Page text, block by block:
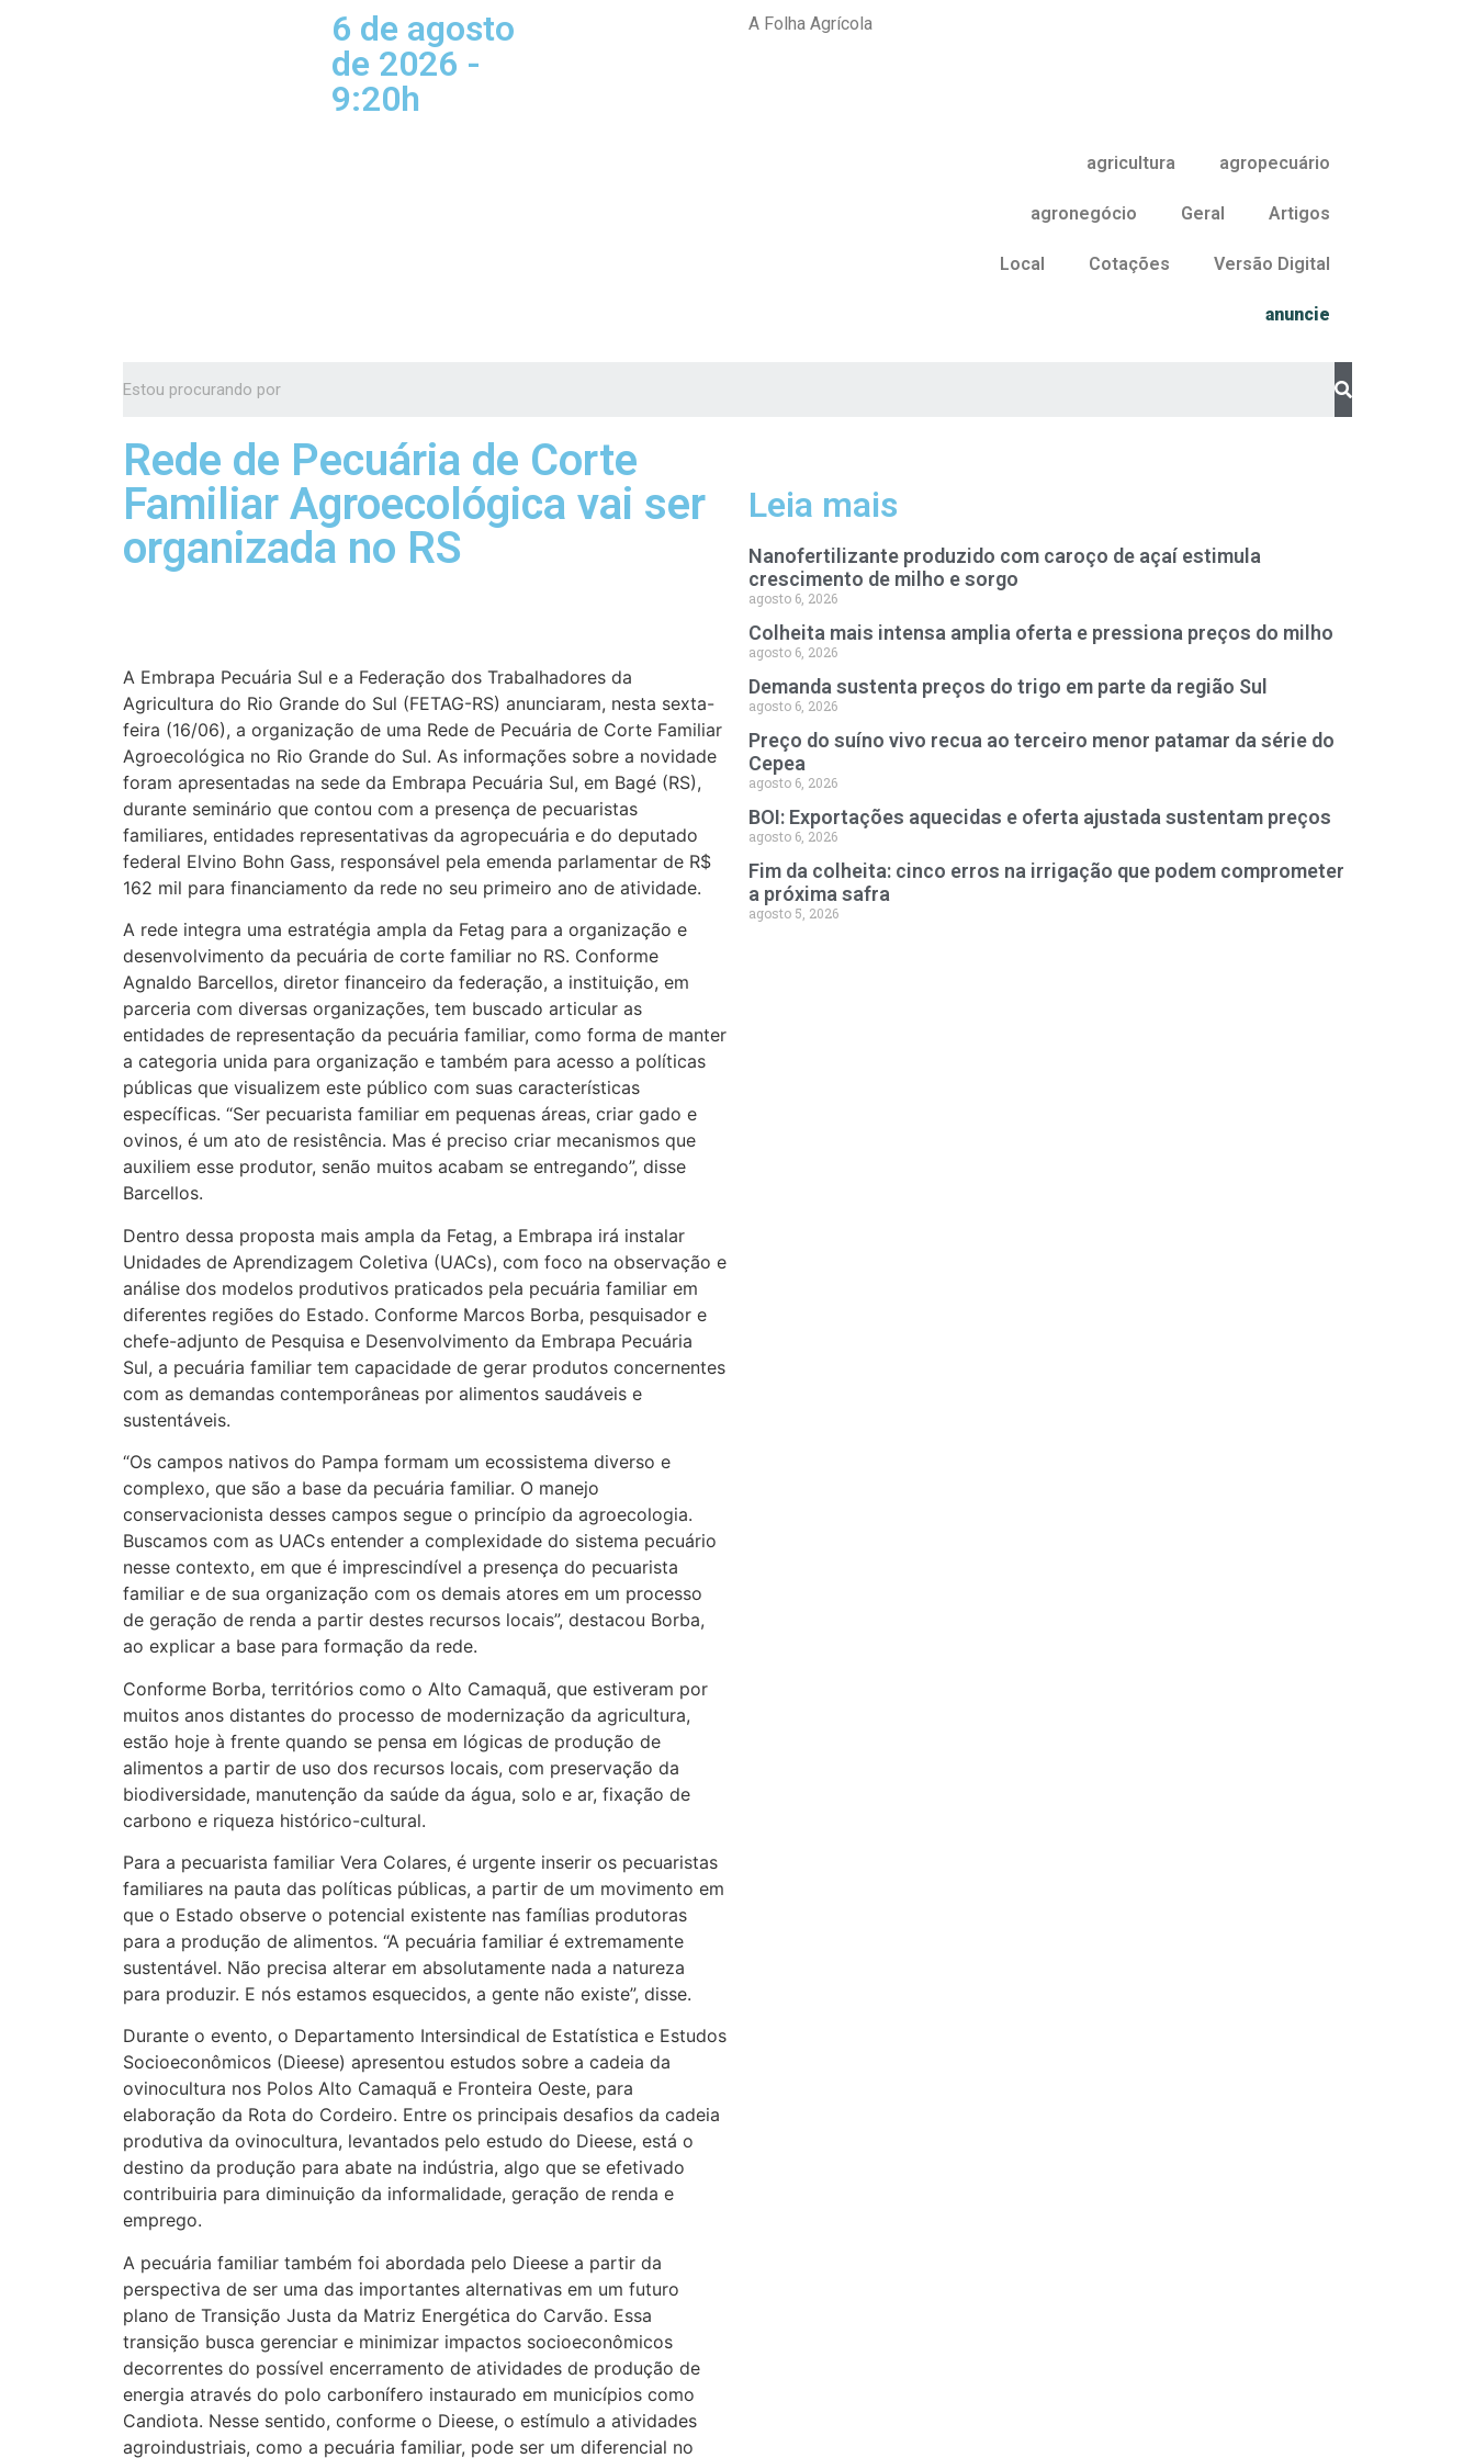
6 de agosto
de 2026 -
9:20h
A Folha Agrícola
agricultura agropecuário
agronegócio Geral Artigos
Local Cotações Versão Digital
anuncie
Rede de Pecuária de Corte
Familiar Agroecológica vai ser
organizada no RS
A Embrapa Pecuária Sul e a Federação dos Trabalhadores da
Agricultura do Rio Grande do Sul (FETAG-RS) anunciaram, nesta sexta-
feira (16/06), a organização de uma Rede de Pecuária de Corte Familiar
Agroecológica no Rio Grande do Sul. As informações sobre a novidade
foram apresentadas na sede da Embrapa Pecuária Sul, em Bagé (RS),
durante seminário que contou com a presença de pecuaristas
familiares, entidades representativas da agropecuária e do deputado
federal Elvino Bohn Gass, responsável pela emenda parlamentar de R$
162 mil para financiamento da rede no seu primeiro ano de atividade.
A rede integra uma estratégia ampla da Fetag para a organização e
desenvolvimento da pecuária de corte familiar no RS. Conforme
Agnaldo Barcellos, diretor financeiro da federação, a instituição, em
parceria com diversas organizações, tem buscado articular as
entidades de representação da pecuária familiar, como forma de manter
a categoria unida para organização e também para acesso a políticas
públicas que visualizem este público com suas características
específicas. “Ser pecuarista familiar em pequenas áreas, criar gado e
ovinos, é um ato de resistência. Mas é preciso criar mecanismos que
auxiliem esse produtor, senão muitos acabam se entregando”, disse
Barcellos.
Dentro dessa proposta mais ampla da Fetag, a Embrapa irá instalar
Unidades de Aprendizagem Coletiva (UACs), com foco na observação e
análise dos modelos produtivos praticados pela pecuária familiar em
diferentes regiões do Estado. Conforme Marcos Borba, pesquisador e
chefe-adjunto de Pesquisa e Desenvolvimento da Embrapa Pecuária
Sul, a pecuária familiar tem capacidade de gerar produtos concernentes
com as demandas contemporâneas por alimentos saudáveis e
sustentáveis.
“Os campos nativos do Pampa formam um ecossistema diverso e
complexo, que são a base da pecuária familiar. O manejo
conservacionista desses campos segue o princípio da agroecologia.
Buscamos com as UACs entender a complexidade do sistema pecuário
nesse contexto, em que é imprescindível a presença do pecuarista
familiar e de sua organização com os demais atores em um processo
de geração de renda a partir destes recursos locais”, destacou Borba,
ao explicar a base para formação da rede.
Conforme Borba, territórios como o Alto Camaquã, que estiveram por
muitos anos distantes do processo de modernização da agricultura,
estão hoje à frente quando se pensa em lógicas de produção de
alimentos a partir de uso dos recursos locais, com preservação da
biodiversidade, manutenção da saúde da água, solo e ar, fixação de
carbono e riqueza histórico-cultural.
Para a pecuarista familiar Vera Colares, é urgente inserir os pecuaristas
familiares na pauta das políticas públicas, a partir de um movimento em
que o Estado observe o potencial existente nas famílias produtoras
para a produção de alimentos. “A pecuária familiar é extremamente
sustentável. Não precisa alterar em absolutamente nada a natureza
para produzir. E nós estamos esquecidos, a gente não existe”, disse.
Durante o evento, o Departamento Intersindical de Estatística e Estudos
Socioeconômicos (Dieese) apresentou estudos sobre a cadeia da
ovinocultura nos Polos Alto Camaquã e Fronteira Oeste, para
elaboração da Rota do Cordeiro. Entre os principais desafios da cadeia
produtiva da ovinocultura, levantados pelo estudo do Dieese, está o
destino da produção para abate na indústria, algo que se efetivado
contribuiria para diminuição da informalidade, geração de renda e
emprego.
A pecuária familiar também foi abordada pelo Dieese a partir da
perspectiva de ser uma das importantes alternativas em um futuro
plano de Transição Justa da Matriz Energética do Carvão. Essa
transição busca gerenciar e minimizar impactos socioeconômicos
decorrentes do possível encerramento de atividades de produção de
energia através do polo carbonífero instaurado em municípios como
Candiota. Nesse sentido, conforme o Dieese, o estímulo a atividades
agroindustriais, como a pecuária familiar, pode ser um diferencial no
Leia mais
Nanofertilizante produzido com caroço de açaí estimula
crescimento de milho e sorgo
agosto 6, 2026
Colheita mais intensa amplia oferta e pressiona preços do milho
agosto 6, 2026
Demanda sustenta preços do trigo em parte da região Sul
agosto 6, 2026
Preço do suíno vivo recua ao terceiro menor patamar da série do
Cepea
agosto 6, 2026
BOI: Exportações aquecidas e oferta ajustada sustentam preços
agosto 6, 2026
Fim da colheita: cinco erros na irrigação que podem comprometer
a próxima safra
agosto 5, 2026